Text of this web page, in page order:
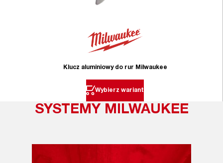
Klucz aluminiowy do rur Milwaukee
Wybierz wariant
SYSTEMY MILWAUKEE